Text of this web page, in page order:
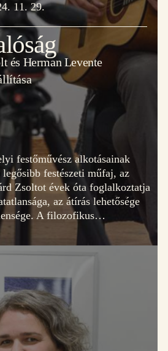
11. 29.
és Herman Levente
festőművész alkotásainak
festészeti műfaj, az
Zsoltot évek óta foglalkoztatja
az átírás lehetősége
A filozofikus…